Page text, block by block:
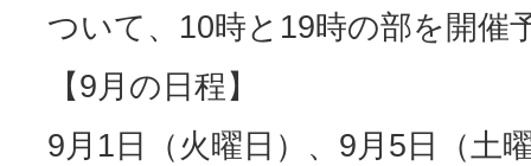
ついて、10時と19時の部を開催
【9月の日程】
9月1日（火曜日）、9月5日（土